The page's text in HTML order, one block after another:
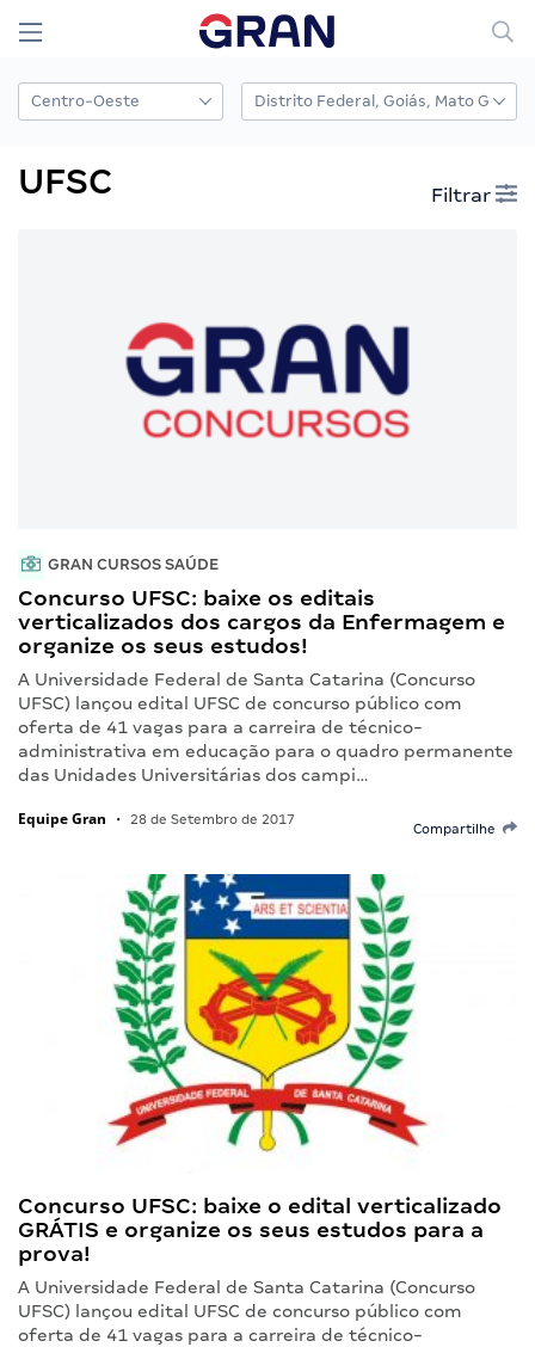
UFSC Filtrar
GRAN CURSOS SAÚDE
Concurso UFSC: baixe os editais
verticalizados dos cargos da Enfermagem e
organize os seus estudos!
A Universidade Federal de Santa Catarina (Concurso
UFSC) lançou edital UFSC de concurso público com
oferta de 41 vagas para a carreira de técnico-
administrativa em educação para o quadro permanente
das Unidades Universitárias dos campi…
Equipe Gran • 28 de Setembro de 2017
Compartilhe
Concurso UFSC: baixe o edital verticalizado
GRÁTIS e organize os seus estudos para a
prova!
A Universidade Federal de Santa Catarina (Concurso
UFSC) lançou edital UFSC de concurso público com
oferta de 41 vagas para a carreira de técnico-